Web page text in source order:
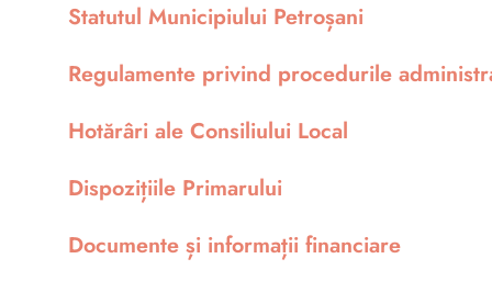
Statutul Municipiului Petroșani
Regulamente privind procedurile
Hotărâri ale Consiliului Local
Dispozițiile Primarului
Documente și informații financiare